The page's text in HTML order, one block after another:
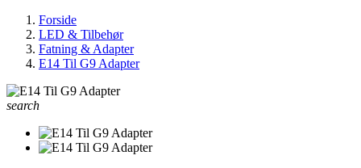
Forside
LED & Tilbehør
Fatning & Adapter
E14 Til G9 Adapter
search